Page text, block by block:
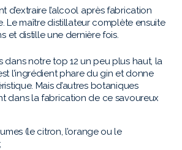
d’extraire l’alcool après fabrication
Le maître distillateur complète ensuite
et distille une dernière fois.
dans notre top 12 un peu plus haut, la
l’ingrédient phare du gin et donne
Mais d’autres botaniques
dans la fabrication de ce savoureux
(le citron, l’orange ou le